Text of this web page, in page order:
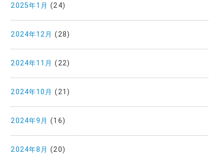
2025年1月 (24)
2024年12月 (28)
2024年11月 (22)
2024年10月 (21)
2024年9月 (16)
2024年8月 (20)